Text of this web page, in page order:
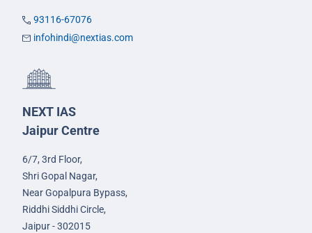
93116-67076
infohindi@nextias.com
NEXT IAS
Jaipur Centre
6/7, 3rd Floor,
Shri Gopal Nagar,
Near Gopalpura Bypass,
Riddhi Siddhi Circle,
Jaipur - 302015